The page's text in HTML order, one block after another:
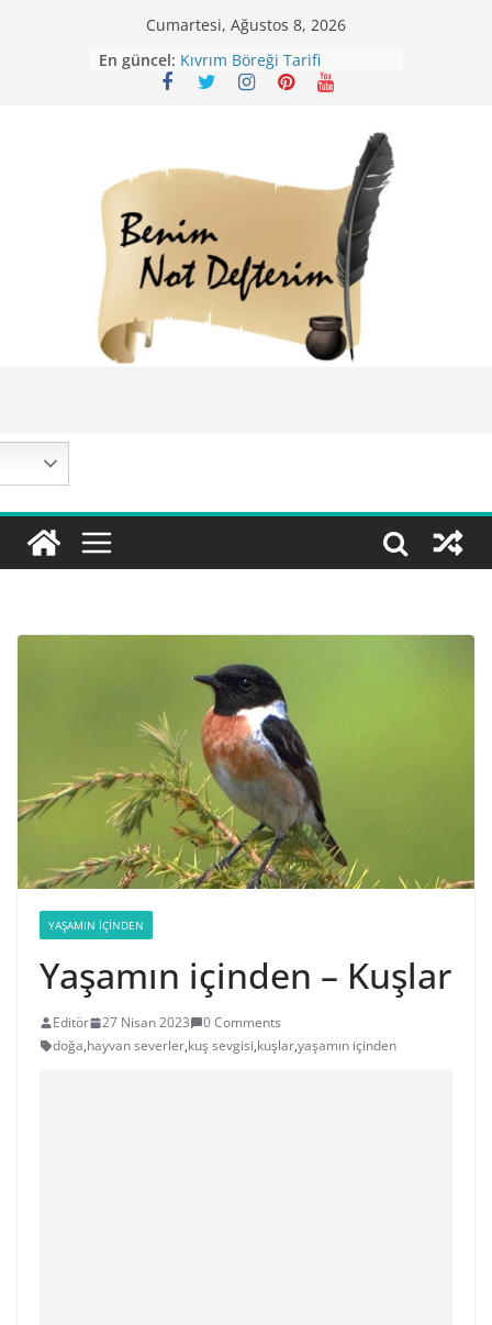
Cumartesi, Ağustos 8, 2026
En güncel: Mirik Köfte Tarifi – Sivas
Kıvrım Böreği Tarifi
Nohutlu Pirinç Pilavı Tarifi
YAŞAMIN İÇINDEN
Yaşamın içinden – Kuşlar
Editör 27 Nisan 2023
0 Comments
doğa,hayvan severler,kuş sevgisi,kuşlar,yaşamın içinden